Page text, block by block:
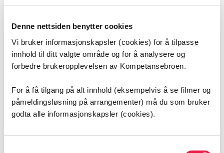
Denne nettsiden benytter cookies
Vi bruker informasjonskapsler (cookies) for å tilpasse
innhold til ditt valgte område og for å analysere og
forbedre brukeropplevelsen av Kompetansebroen.
For å få tilgang på alt innhold (eksempelvis å se filmer og
påmeldingsløsning på arrangementer) må du som bruker
godta alle informasjonskapsler (cookies).
Gjennom sommeren deler vi ukentlige aktueltsaker i
fagressurser i sommer”.
Målet er å gi deg inspirasjon, nyttig fagstoff og et lite
avbrekk i sommerukene, enten du har ferie eller holder
Husk åmelde deg på våre nyhetsbrev for å få
arrangementer, aktueltsaker og